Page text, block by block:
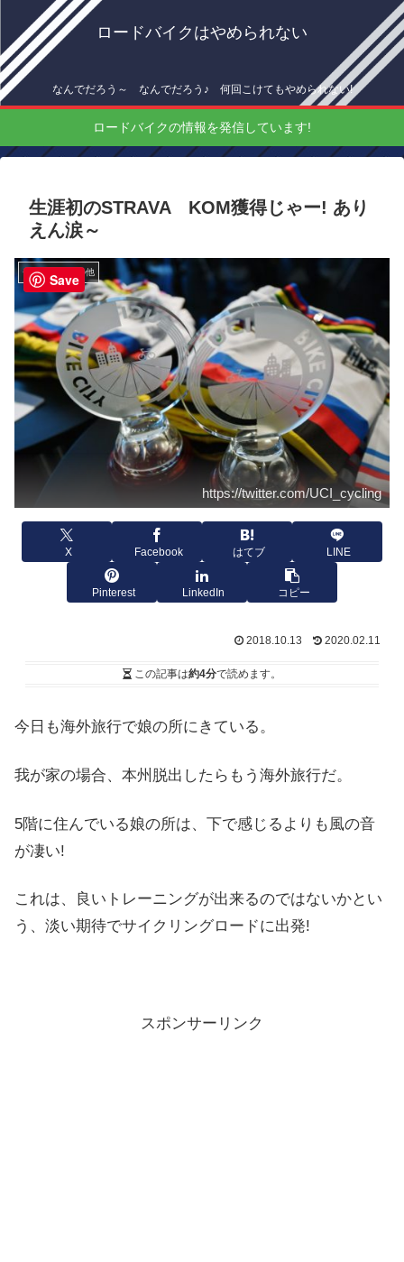
ロードバイクはやめられない
なんでだろう～ なんでだろう♪ 何回こけてもやめられない!
ロードバイクの情報を発信しています!
生涯初のSTRAVA KOM獲得じゃー! あり
えん涙～
チーム朝練その他
https://twitter.com/UCI_cycling
X Facebook はてブ LINE
Pinterest LinkedIn コピー
2018.10.13 2020.02.11
この記事は約4分で読めます。
今日も海外旅行で娘の所にきている。
我が家の場合、本州脱出したらもう海外旅行だ。
5階に住んでいる娘の所は、下で感じるよりも風の音
が凄い!
これは、良いトレーニングが出来るのではないかとい
う、淡い期待でサイクリングロードに出発!
スポンサーリンク
Save